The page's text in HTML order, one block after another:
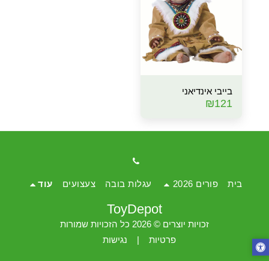
בייבי אינדיאני
₪121
ToyDepot
זכויות יוצרים © 2026 כל הזכויות שמורות
פרטיות
נגישות
בית פורים 2026 עגלות בובה צעצועים עוד